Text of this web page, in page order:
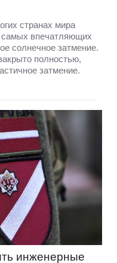
странах мира
впечатляющих
солнечное затмение.
полностью,
затмение.
инженерные